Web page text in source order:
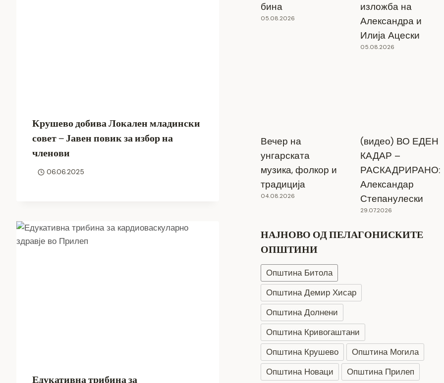
Крушево добива Локален младински
совет – Јавен повик за избор на
членови
06.06.2025
Едукативна трибина за
бина
05.08.2026
изложба на
Александра и
Илија Ацески
05.08.2026
Вечер на
унгарската
музика, фолкор и
традиција
04.08.2026
(видео) ВО ЕДЕН
КАДАР –
РАСКАДРИРАНО:
Александар
Степанулески
29.07.2026
НАЈНОВО ОД ПЕЛАГОНИСКИТЕ
ОПШТИНИ
Општина Битола
Општина Демир Хисар
Општина Долнени
Општина Кривогаштани
Општина Крушево
Општина Могила
Општина Новаци
Општина Прилеп